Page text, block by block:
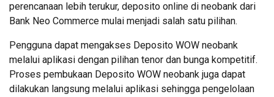
perencanaan lebih terukur, deposito online di neobank dari
Bank Neo Commerce mulai menjadi salah satu pilihan.
Pengguna dapat mengakses Deposito WOW neobank
melalui aplikasi dengan pilihan tenor dan bunga kompetitif.
Proses pembukaan Deposito WOW neobank juga dapat
dilakukan langsung melalui aplikasi sehingga pengelolaan